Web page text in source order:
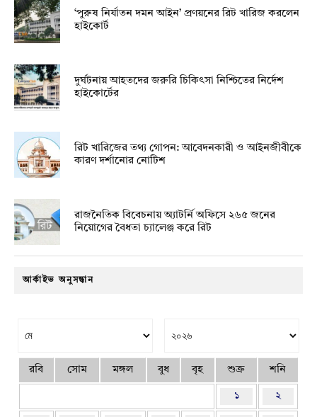
‘পুরুষ নির্যাতন দমন আইন’ প্রণয়নের রিট খারিজ করলেন
হাইকোর্ট
দুর্ঘটনায় আহতদের জরুরি চিকিৎসা নিশ্চিতের নির্দেশ
হাইকোর্টের
রিট খারিজের তথ্য গোপন: আবেদনকারী ও আইনজীবীকে
কারণ দর্শানোর নোটিশ
রাজনৈতিক বিবেচনায় অ‍্যাটর্নি অফিসে ২৬৫ জনের
নিয়োগের বৈধতা চ্যালেঞ্জ করে রিট
আর্কাইভ অনুসন্ধান
রবি সোম মঙ্গল বুধ বৃহ শুক্র শনি
১ ২